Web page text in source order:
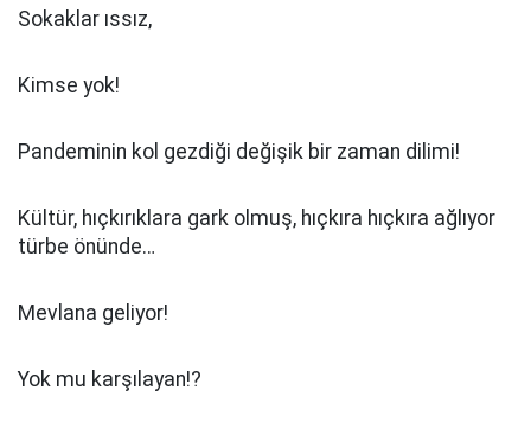
Sokaklar ıssız,
Kimse yok!
Pandeminin kol gezdiği değişik bir zaman dilimi!
Kültür, hıçkırıklara gark olmuş, hıçkıra hıçkıra ağlıyor
türbe önünde…
Mevlana geliyor!
Yok mu karşılayan!?